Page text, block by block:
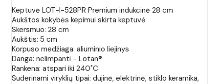
Keptuvė LOT-I-528PR Premium indukcinė 28 cm
Aukštos kokybės kepimui skirta keptuvė
Skersmuo: 28 cm
Aukštis: 5 cm
Korpuso medžiaga: aliuminio liejinys
Danga: nelimpanti - Lotan®
Rankena: atspari iki 240˚C
Suderinami viryklių tipai: dujinė, elektrinė, stiklo keramika,